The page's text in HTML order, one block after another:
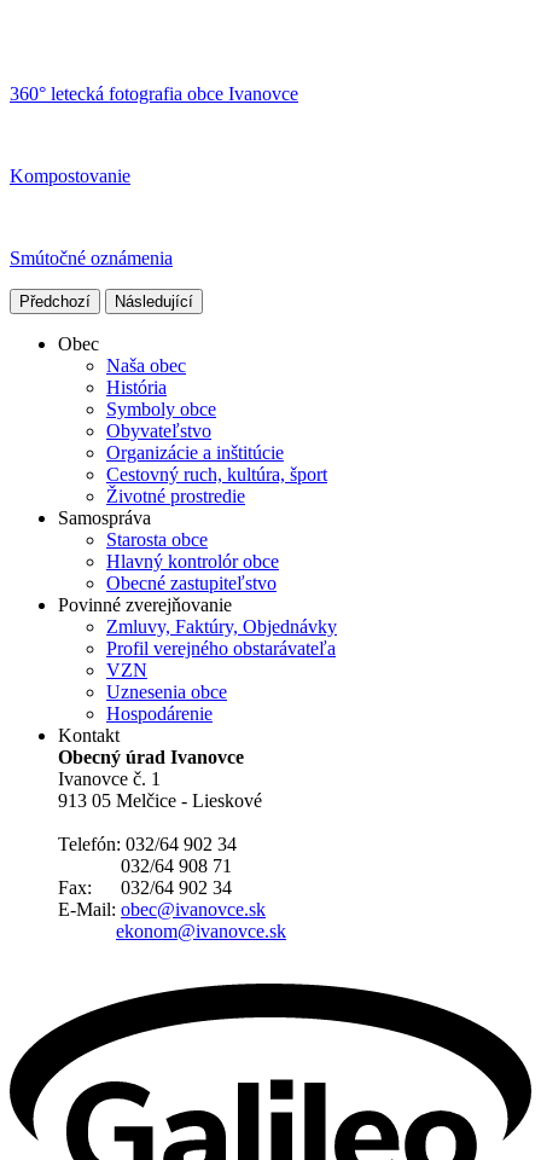
360° letecká fotografia obce Ivanovce
Kompostovanie
Smútočné oznámenia
Předchozí Následující
Obec
Naša obec
História
Symboly obce
Obyvateľstvo
Organizácie a inštitúcie
Cestovný ruch, kultúra, šport
Životné prostredie
Samospráva
Starosta obce
Hlavný kontrolór obce
Obecné zastupiteľstvo
Povinné zverejňovanie
Zmluvy, Faktúry, Objednávky
Profil verejného obstarávateľa
VZN
Uznesenia obce
Hospodárenie
Kontakt
Obecný úrad Ivanovce
Ivanovce č. 1
913 05 Melčice - Lieskové
Telefón: 032/64 902 34
032/64 908 71
Fax: 032/64 902 34
E-Mail: obec@ivanovce.sk
ekonom@ivanovce.sk